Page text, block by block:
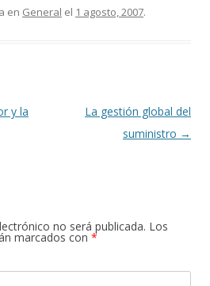
en General el 1 agosto, 2007.
y la
La gestión global del
suministro →
no será publicada. Los
marcados con *